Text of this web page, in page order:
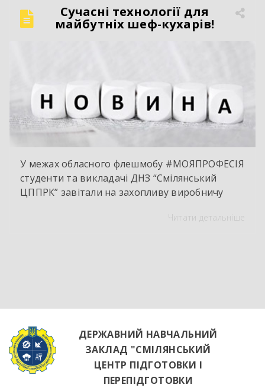
«просто крутити гайки». Це інтелектуальна
праця, комп’ютерна діагностика, знання
Сучасні технології для
майбутніх шеф-кухарів!
У межах обласного флешмобу #МОЯПРОФЕСІЯ
студенти та викладачі ДНЗ “Смілянський
ЦППРК” завітали на захопливу виробничу
НВК “Лідер”. Світлі кахлі, інноваційне
висококваліфікованих майбутніх фахівцях. […]
Читати детальніше
ДЕРЖАВНИЙ НАВЧАЛЬНИЙ
ЗАКЛАД "СМІЛЯНСЬКИЙ
ЦЕНТР ПІДГОТОВКИ І
ПЕРЕПІДГОТОВКИ